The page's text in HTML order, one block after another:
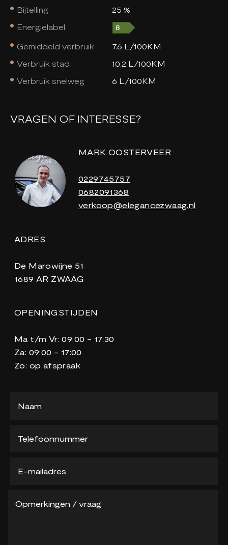
Bijtelling
25 %
Energielabel
Gemiddeld verbruik
7.6 L/100KM
Verbruik stad
10.2 L/100KM
Verbruik snelweg
6 L/100KM
VRAGEN OF INTERESSE?
MARK OOSTERVEER
0229745757
0682091368
verkoop@elegancezwaag.nl
ADRES
De Marowijne 51
1689 AR ZWAAG
OPENINGSTIJDEN
Ma t/m Vr: 09:00 - 17:30
Za: 09:00 - 17:00
Zo: op afspraak